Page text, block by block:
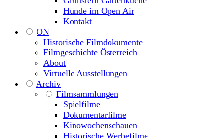
Hunde im Open Air
Kontakt
ON
Historische Filmdokumente
Filmgeschichte Österreich
About
Virtuelle Ausstellungen
Archiv
Filmsammlungen
Spielfilme
Dokumentarfilme
Kinowochenschauen
Historische Werbefilme